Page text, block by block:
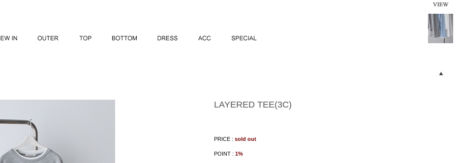
LAYERED TEE(3C)
PRICE : sold out
POINT : 1%